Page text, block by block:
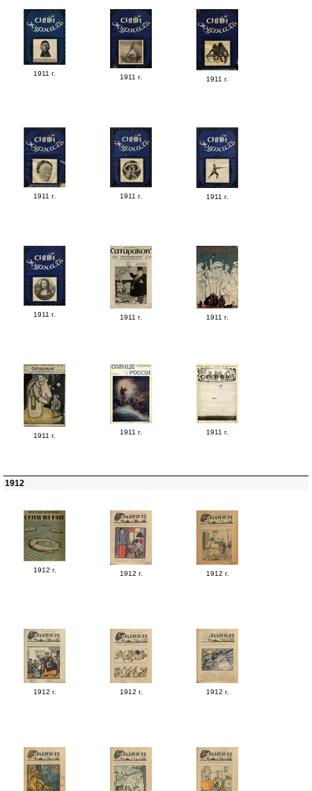
1911 г. 1911 г. 1911 г.
1911 г. 1911 г. 1911 г.
1911 г. 1911 г. 1911 г.
1911 г. 1911 г. 1911 г.
1912
1912 г. 1912 г. 1912 г.
1912 г. 1912 г. 1912 г.